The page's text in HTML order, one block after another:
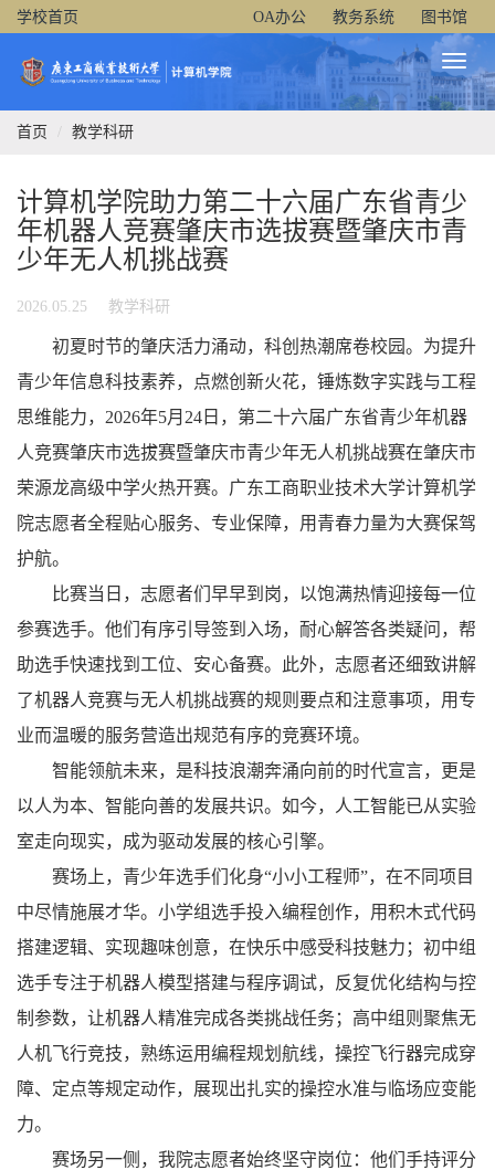
学校首页 OA办公 教务系统 图书馆
Toggle
首页
教学科研
计算机学院助力第二十六届广东省青少
年机器人竞赛肇庆市选拔赛暨肇庆市青
少年无人机挑战赛
2026.05.25 教学科研
初夏时节的肇庆活力涌动，科创热潮席卷校园。为提升
青少年信息科技素养，点燃创新火花，锤炼数字实践与工程
思维能力，2026年5月24日，第二十六届广东省青少年机器
人竞赛肇庆市选拔赛暨肇庆市青少年无人机挑战赛在肇庆市
荣源龙高级中学火热开赛。广东工商职业技术大学计算机学
院志愿者全程贴心服务、专业保障，用青春力量为大赛保驾
护航。
比赛当日，志愿者们早早到岗，以饱满热情迎接每一位
参赛选手。他们有序引导签到入场，耐心解答各类疑问，帮
助选手快速找到工位、安心备赛。此外，志愿者还细致讲解
了机器人竞赛与无人机挑战赛的规则要点和注意事项，用专
业而温暖的服务营造出规范有序的竞赛环境。
智能领航未来，是科技浪潮奔涌向前的时代宣言，更是
以人为本、智能向善的发展共识。如今，人工智能已从实验
室走向现实，成为驱动发展的核心引擎。
赛场上，青少年选手们化身“小小工程师”，在不同项目
中尽情施展才华。小学组选手投入编程创作，用积木式代码
搭建逻辑、实现趣味创意，在快乐中感受科技魅力；初中组
选手专注于机器人模型搭建与程序调试，反复优化结构与控
制参数，让机器人精准完成各类挑战任务；高中组则聚焦无
人机飞行竞技，熟练运用编程规划航线，操控飞行器完成穿
障、定点等规定动作，展现出扎实的操控水准与临场应变能
力。
赛场另一侧，我院志愿者始终坚守岗位：他们手持评分